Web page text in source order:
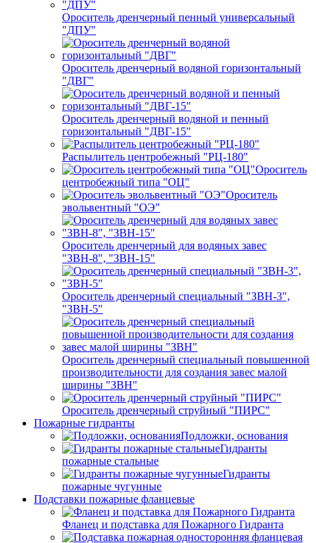
Ороситель дренчерный пенный универсальный
"ДПУ"
Ороситель дренчерный водяной горизонтальный
"ДВГ"
Ороситель дренчерный водяной и пенный
горизонтальный "ДВГ-15"
Распылитель центробежный "РЦ-180"
Ороситель
центробежный типа "ОЦ"
Ороситель
эвольвентный "ОЭ"
Ороситель дренчерный для водяных завес
"ЗВН-8", "ЗВН-15"
Ороситель дренчерный специальный "ЗВН-3",
"ЗВН-5"
Ороситель дренчерный специальный повышенной
производительности для создания завес малой
ширины "ЗВН"
Ороситель дренчерный струйный "ПИРС"
Пожарные гидранты
Подложки, основания
Гидранты
пожарные стальные
Гидранты
пожарные чугунные
Подставки пожарные фланцевые
Фланец и подставка для Пожарного Гидранта